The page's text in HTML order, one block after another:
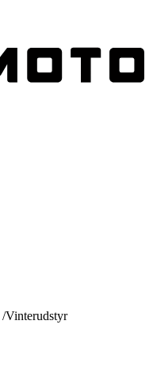
/Vinterudstyr